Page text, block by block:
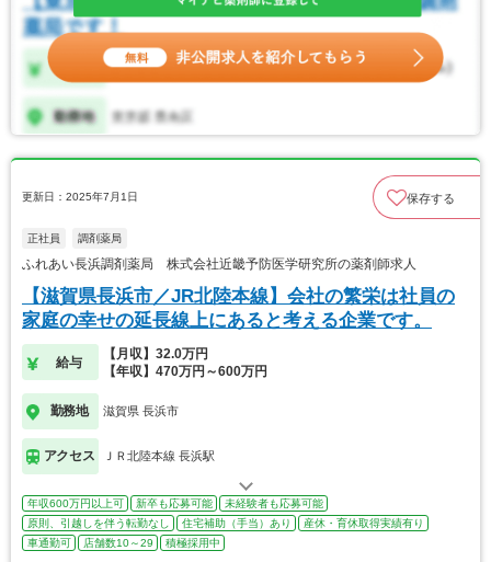
更新日：2025年7月1日 保存する
正社員 調剤薬局
ふれあい長浜調剤薬局 株式会社近畿予防医学研究所の薬剤師求人
【滋賀県長浜市／JR北陸本線】会社の繁栄は社員の
家庭の幸せの延長線上にあると考える企業です。
給与
【月収】32.0万円
【年収】470万円～600万円
勤務地 滋賀県 長浜市
アクセス ＪＲ北陸本線 長浜駅
年収600万円以上可 新卒も応募可能
未経験者も応募可能
原則、引越しを伴う転勤なし
住宅補助（手当）あり
産休・育休取得実績有り
車通勤可
店舗数10～29 積極採用中